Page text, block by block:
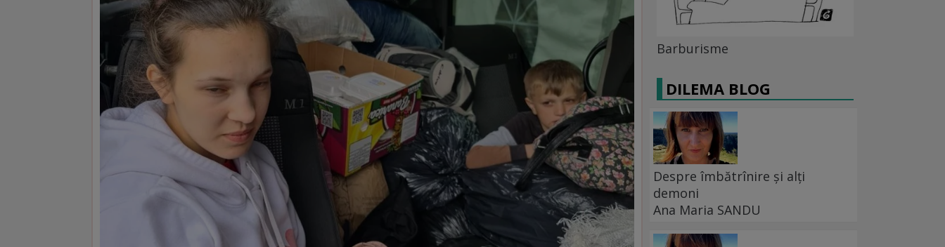
Barburisme
DILEMA BLOG
Despre îmbătrînire și alți
demoni
Ana Maria SANDU